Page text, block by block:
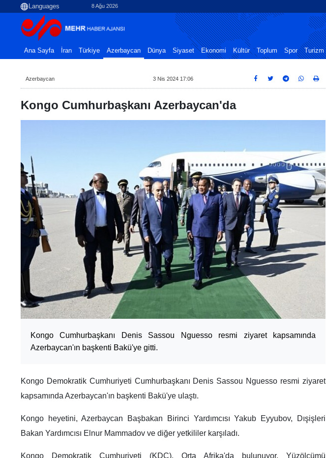
8 Ağu 2026
Ana Sayfa İran Türkiye Azerbaycan Dünya Siyaset Ekonomi Kültür Toplum Spor Turizm
Azerbaycan 3 Nis 2024 17:06
Kongo Cumhurbaşkanı Azerbaycan'da
Kongo Cumhurbaşkanı Denis Sassou Nguesso resmi ziyaret kapsamında
Azerbaycan'ın başkenti Bakü'ye gitti.
Kongo Demokratik Cumhuriyeti Cumhurbaşkanı Denis Sassou Nguesso resmi ziyaret
kapsamında Azerbaycan'ın başkenti Bakü'ye ulaştı.
Kongo heyetini, Azerbaycan Başbakan Birinci Yardımcısı Yakub Eyyubov, Dışişleri
Bakan Yardımcısı Elnur Mammadov ve diğer yetkililer karşıladı.
Kongo Demokratik Cumhuriyeti (KDC), Orta Afrika'da bulunuyor. Yüzölçümü